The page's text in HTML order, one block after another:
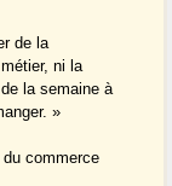
de la
ni la
la semaine à
»
du commerce